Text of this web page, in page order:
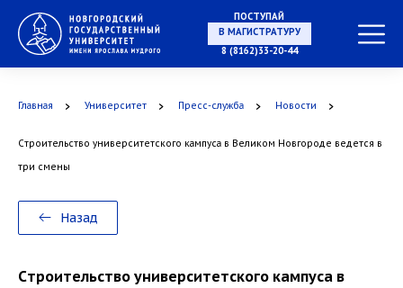
ПОСТУПАЙ
НА СПЕЦИАЛИТЕТ
В МАГИСТРАТУРУ
8 (8162)33-20-44
Главная Университет Пресс-служба Новости
Cтроительство университетского кампуса в Великом Новгороде ведется в
три смены
Назад
Cтроительство университетского кампуса в